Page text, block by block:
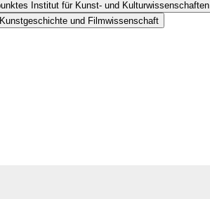
Institut für Kunst- und Kulturwissenschaften
und Filmwissenschaft